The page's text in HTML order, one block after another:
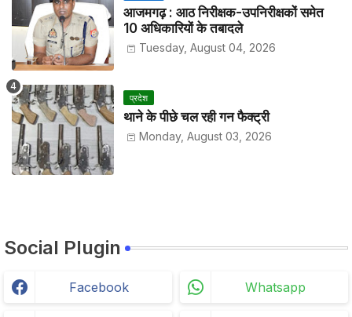
आजमगढ़ : आठ निरीक्षक-उपनिरीक्षकों समेत
10 अधिकारियों के तबादले
Tuesday, August 04, 2026
प्रदेश
थाने के पीछे चल रही गन फैक्ट्री
Monday, August 03, 2026
Social Plugin
Facebook Whatsapp